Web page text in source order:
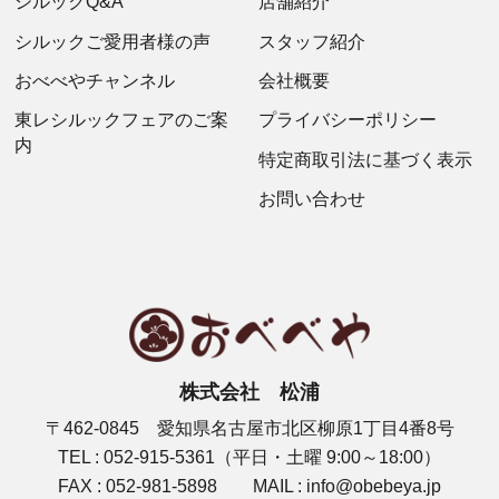
シルックご愛用者様の声
おべべやチャンネル
東レシルックフェアのご案
内
スタッフ紹介
会社概要
プライバシーポリシー
特定商取引法に基づく表示
お問い合わせ
株式会社 松浦
〒462-0845 愛知県名古屋市北区柳原1丁目4番8号
TEL : 052-915-5361（平日・土曜 9:00～18:00）
FAX : 052-981-5898 MAIL : info@obebeya.jp